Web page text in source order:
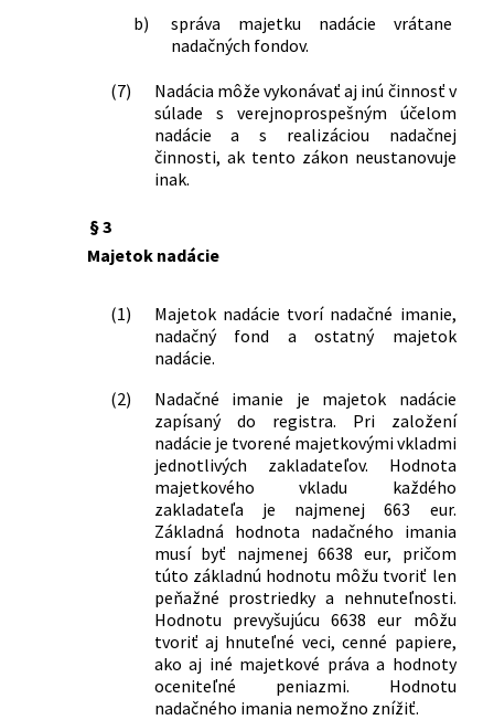
republiky sp. zn. PL. ÚS 11/2025 zo 17.
decembra 2025 vo veci vyslovenia
nesúladu zákona č. 109/2025 Z. z.,
ktorým sa mení a dopĺňa zákon č.
213/1997 Z. z. o neziskových
organizáciách poskytujúcich všeobecne
prospešné služby v znení neskorších
ustanovenia § 39 zákona č. 34/2002 Z. z.
73/2026 Z. z.
Zákon, ktorým sa mení a dopĺňa zákon
č. 297/2008 Z. z. o ochrane pred
legalizáciou príjmov z trestnej činnosti
a o ochrane pred financovaním
terorizmu a o zmene a doplnení
niektorých zákonov v znení neskorších
predpisov a ktorým sa menia a
dopĺňajú niektoré zákony
b)
správa majetku nadácie vrátane
nadačných fondov.
(7)
Nadácia môže vykonávať aj inú činnosť v
súlade s verejnoprospešným účelom
nadácie a s realizáciou nadačnej
činnosti, ak tento zákon neustanovuje
inak.
§ 3
Majetok nadácie
(1)
Majetok nadácie tvorí nadačné imanie,
nadačný fond a ostatný majetok
nadácie.
(2)
Nadačné imanie je majetok nadácie
zapísaný do registra. Pri založení
nadácie je tvorené majetkovými vkladmi
jednotlivých zakladateľov. Hodnota
majetkového vkladu každého
zakladateľa je najmenej 663 eur.
Základná hodnota nadačného imania
musí byť najmenej 6638 eur, pričom
túto základnú hodnotu môžu tvoriť len
peňažné prostriedky a nehnuteľnosti.
Hodnotu prevyšujúcu 6638 eur môžu
tvoriť aj hnuteľné veci, cenné papiere,
ako aj iné majetkové práva a hodnoty
oceniteľné peniazmi. Hodnotu
nadačného imania nemožno znížiť.